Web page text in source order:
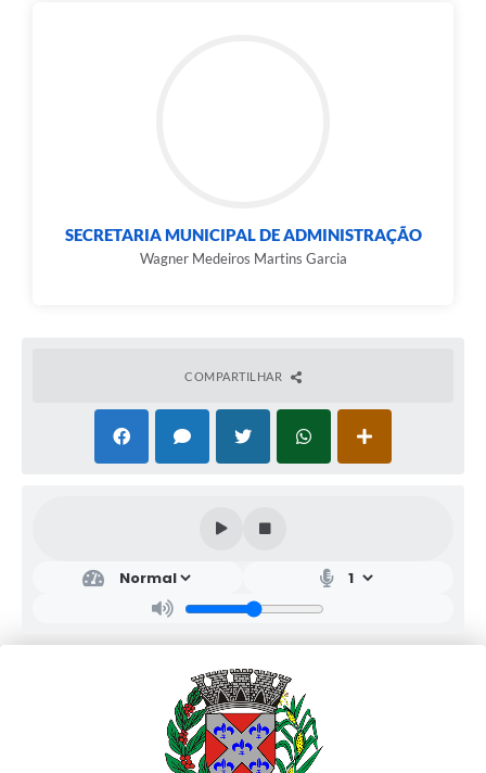
SECRETARIA MUNICIPAL DE ADMINISTRAÇÃO
Wagner Medeiros Martins Garcia
COMPARTILHAR